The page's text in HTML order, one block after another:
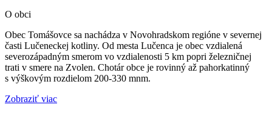
O obci
Obec Tomášovce sa nachádza v Novohradskom regióne v severnej
časti Lučeneckej kotliny. Od mesta Lučenca je obec vzdialená
severozápadným smerom vo vzdialenosti 5 km popri železničnej
trati v smere na Zvolen. Chotár obce je rovinný až pahorkatinný
s výškovým rozdielom 200-330 mnm.
Zobraziť viac